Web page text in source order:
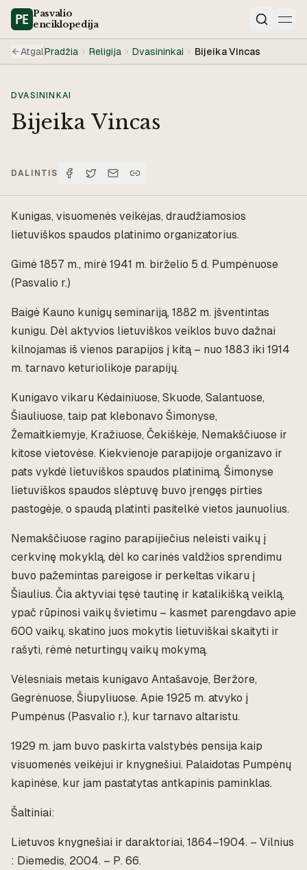
Pasvalio
enciklopedija
Paieška
AtgalPradžia Religija Dvasininkai Bijeika Vincas
DVASININKAI
Bijeika Vincas
DALINTIS
Kunigas, visuomenės veikėjas, draudžiamosios
lietuviškos spaudos platinimo organizatorius.
Gimė 1857 m., mirė 1941 m. birželio 5 d. Pumpėnuose
(Pasvalio r.)
Baigė Kauno kunigų seminariją, 1882 m. įšventintas
kunigu. Dėl aktyvios lietuviškos veiklos buvo dažnai
kilnojamas iš vienos parapijos į kitą – nuo 1883 iki 1914
m. tarnavo keturiolikoje parapijų.
Kunigavo vikaru Kėdainiuose, Skuode, Salantuose,
Šiauliuose, taip pat klebonavo Šimonyse,
Žemaitkiemyje, Kražiuose, Čekiškėje, Nemakščiuose ir
kitose vietovėse. Kiekvienoje parapijoje organizavo ir
pats vykdė lietuviškos spaudos platinimą. Šimonyse
lietuviškos spaudos slėptuvę buvo įrengęs pirties
pastogėje, o spaudą platinti pasitelkė vietos jaunuolius.
Nemakščiuose ragino parapijiečius neleisti vaikų į
cerkvinę mokyklą, dėl ko carinės valdžios sprendimu
buvo pažemintas pareigose ir perkeltas vikaru į
Šiaulius. Čia aktyviai tęsė tautinę ir katalikišką veiklą,
ypač rūpinosi vaikų švietimu – kasmet parengdavo apie
600 vaikų, skatino juos mokytis lietuviškai skaityti ir
rašyti, rėmė neturtingų vaikų mokymą.
Vėlesniais metais kunigavo Antašavoje, Beržore,
Gegrėnuose, Šiupyliuose. Apie 1925 m. atvyko į
Pumpėnus (Pasvalio r.), kur tarnavo altaristu.
1929 m. jam buvo paskirta valstybės pensija kaip
visuomenės veikėjui ir knygnešiui. Palaidotas Pumpėnų
kapinėse, kur jam pastatytas antkapinis paminklas.
Šaltiniai:
Lietuvos knygnešiai ir daraktoriai, 1864–1904. – Vilnius
: Diemedis, 2004. – P. 66.